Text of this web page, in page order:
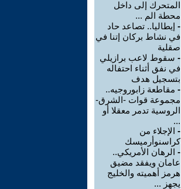
المتحرك إلى داخل
محطة الم ...
- إيطاليا.. تصاعد حاد
في نشاط بركان إتنا في
صقلية
- سقوط لاعب برازيلي
في نفق أثناء احتفاله
بتسجيل هدف
- مقاطعة زابوروجيه..
مجموعة قوات -الشرق-
الروسية تدمر معقلا أو
...
- الإجلاء من
كراسنوأرميسك
- الرهان الأمريكي..
عامان ويفقد مضيق
هرمز أهميته والخليج
يجهز ...